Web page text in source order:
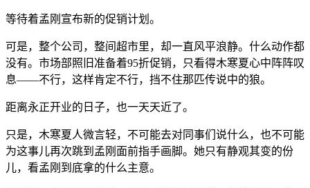
等待着孟刚宣布新的促销计划。
可是，整个公司，整间超市里，却一直风平浪静。什么动作都
没有。市场部照旧准备着95折促销，只看得木寒夏心中阵阵叹
息——不行，这样肯定不行，挡不住那匹传说中的狼。
距离永正开业的日子，也一天天近了。
只是，木寒夏人微言轻，不可能去对同事们说什么，也不可能
为这事儿再次跳到孟刚面前指手画脚。她只有静观其变的份
儿，看孟刚到底拿的什么主意。